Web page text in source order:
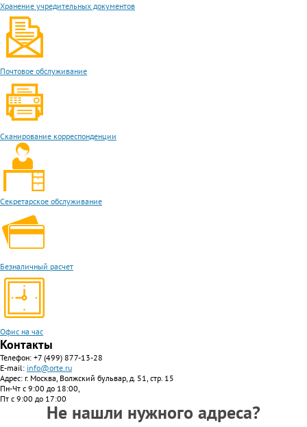
Хранение учредительных документов
Почтовое обслуживание
Сканирование корреспонденции
Секретарское обслуживание
Безналичный расчет
Офис на час
Контакты
Телефон: +7 (499) 877-13-28
E-mail: info@orte.ru
Адрес: г. Москва, Волжский бульвар, д. 51, стр. 15
Пн-Чт с 9:00 до 18:00,
Пт с 9:00 до 17:00
Не нашли нужного адреса?